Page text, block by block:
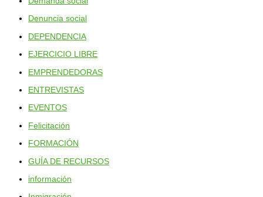
Denuncia social
DEPENDENCIA
EJERCICIO LIBRE
EMPRENDEDORAS
ENTREVISTAS
EVENTOS
Felicitación
FORMACIÓN
GUÍA DE RECURSOS
información